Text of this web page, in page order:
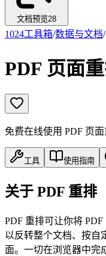
文档预览28
1024工具箱/数据与文档/
PDF 页面
免费在线使用 PDF 页
工具 使用指南
关于 PDF 重排
PDF 重排可让你将
以反转整个文档、按自
面。一切在浏览器中完